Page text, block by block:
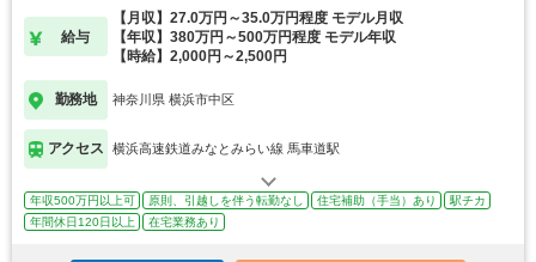
給与
【月収】27.0万円～35.0万円程度 モデル月収
【年収】380万円～500万円程度 モデル年収
【時給】2,000円～2,500円
勤務地 神奈川県 横浜市中区
アクセス 横浜高速鉄道みなとみらい線 馬車道駅
年収500万円以上可 原則、引越しを伴う転勤なし 住宅補助（手当）あり
駅チカ
年間休日120日以上
在宅業務あり